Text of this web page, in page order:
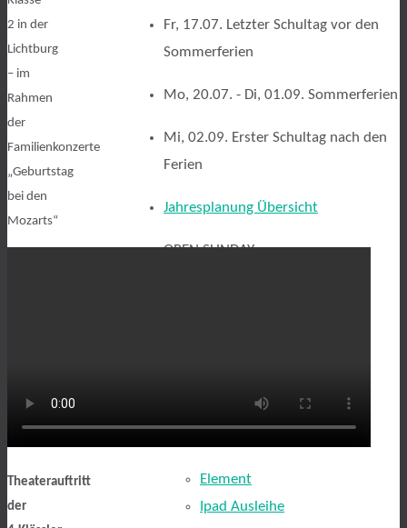
2 in der
Lichtburg
– im
Rahmen
der
Familienkonzerte
„Geburtstag
bei den
Mozarts“
Theaterauftritt
der
Fr, 17.07. Letzter Schultag vor den
Sommerferien
Mo, 20.07. - Di, 01.09. Sommerferien
Mi, 02.09. Erster Schultag nach den
Ferien
Jahresplanung Übersicht
OPEN SUNDAY:
Element
Ipad Ausleihe